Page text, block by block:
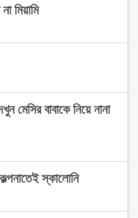
মিয়ামি
মেসির বাবাকে নিয়ে নানা
স্কালোনি